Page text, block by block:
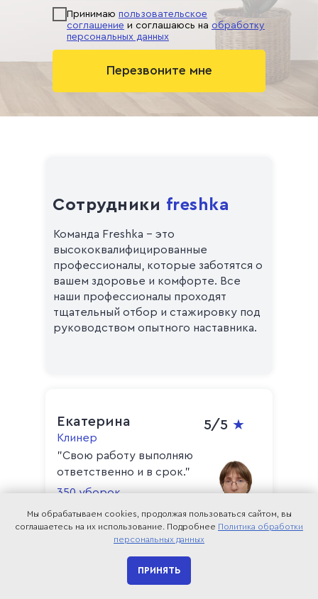
Принимаю пользовательское
соглашение и соглашаюсь на обработку
персональных данных
Перезвоните мне
Команда Freshka - это
высококвалифицированные
профессионалы, которые заботятся о
вашем здоровье и комфорте. Все
наши профессионалы проходят
тщательный отбор и стажировку под
руководством опытного наставника.
Сотрудники freshka
"Свою работу выполняю
ответственно и в срок."
Клинер
Екатерина
350 уборок
5/5 ★
Мы обрабатываем cookies, продолжая пользоваться сайтом, вы
соглашаетесь на их использование. Подробнее Политика обработки
персональных данных
ПРИНЯТЬ